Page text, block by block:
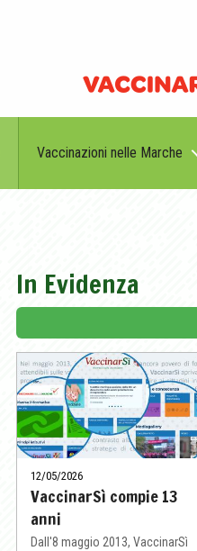
Vaccinazioni nelle Marche
In Evidenza
12/05/2026
VaccinarSì compie 13
anni
Dall'8 maggio 2013, VaccinarSì